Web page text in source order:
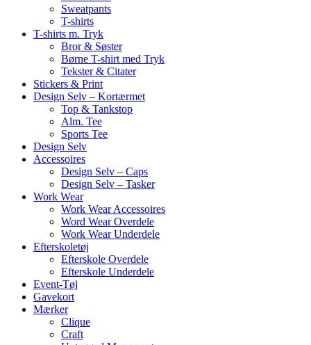
Sweatpants
T-shirts
T-shirts m. Tryk
Bror & Søster
Børne T-shirt med Tryk
Tekster & Citater
Stickers & Print
Design Selv – Kortærmet
Top & Tankstop
Alm. Tee
Sports Tee
Design Selv
Accessoires
Design Selv – Caps
Design Selv – Tasker
Work Wear
Work Wear Accessoires
Word Wear Overdele
Work Wear Underdele
Efterskoletøj
Efterskole Overdele
Efterskole Underdele
Event-Tøj
Gavekort
Mærker
Clique
Craft